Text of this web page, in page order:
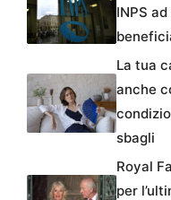
INPS
La tua
anche
sbagli
Royal
per